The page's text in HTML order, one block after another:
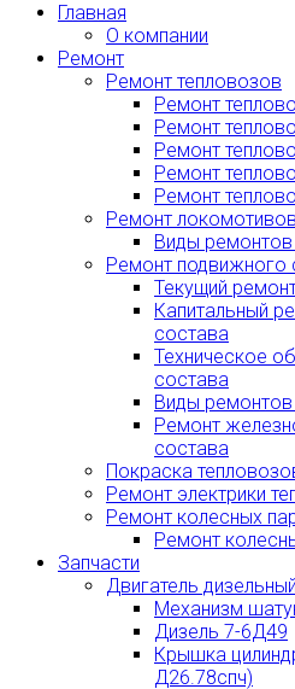
Главная
О компании
Ремонт
Ремонт тепловозов
Ремонт
Ремонт
Ремонт
Ремонт
Ремонт
Ремонт локомотивов
Виды
Ремонт подвижного
Текущий
Капитальный
состава
Техническое
состава
Виды
Ремонт
состава
Покраска
Ремонт электрики
Ремонт колесных
Ремонт
Запчасти
Двигатель
Механизм
Дизель 7-6Д49
Крышка
Д26.78спч)